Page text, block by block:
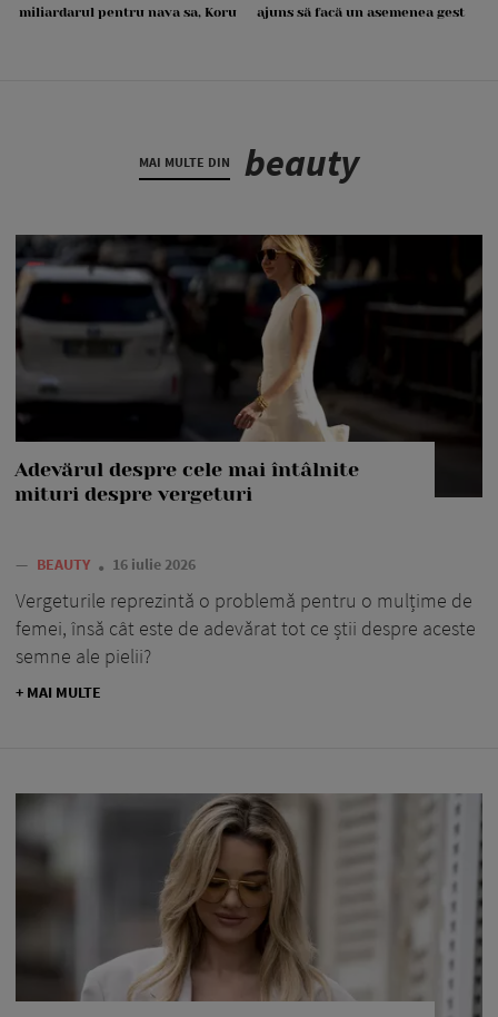
miliardarul pentru nava sa, Koru
ajuns să facă un asemenea gest
MAI MULTE DIN beauty
Adevărul despre cele mai întâlnite
mituri despre vergeturi
— BEAUTY 16 iulie 2026
Vergeturile reprezintă o problemă pentru o mulțime de
femei, însă cât este de adevărat tot ce știi despre aceste
semne ale pielii?
+ MAI MULTE